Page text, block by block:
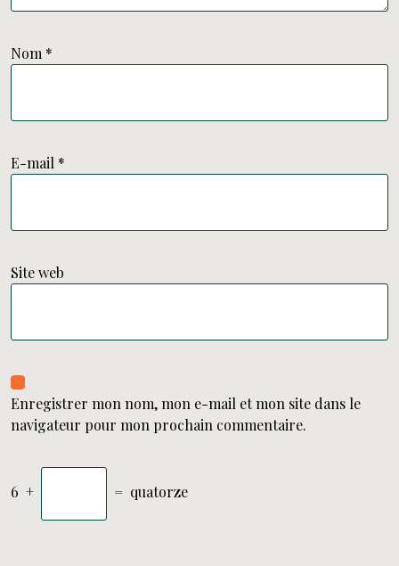
Nom *
E-mail *
Site web
Enregistrer mon nom, mon e-mail et mon site dans le
navigateur pour mon prochain commentaire.
6 + = quatorze